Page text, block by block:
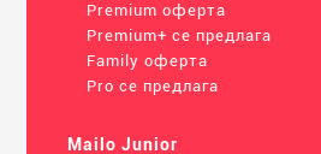
Premium оферта
Premium+ се предлага
Family оферта
Pro се предлага
Mailo Junior